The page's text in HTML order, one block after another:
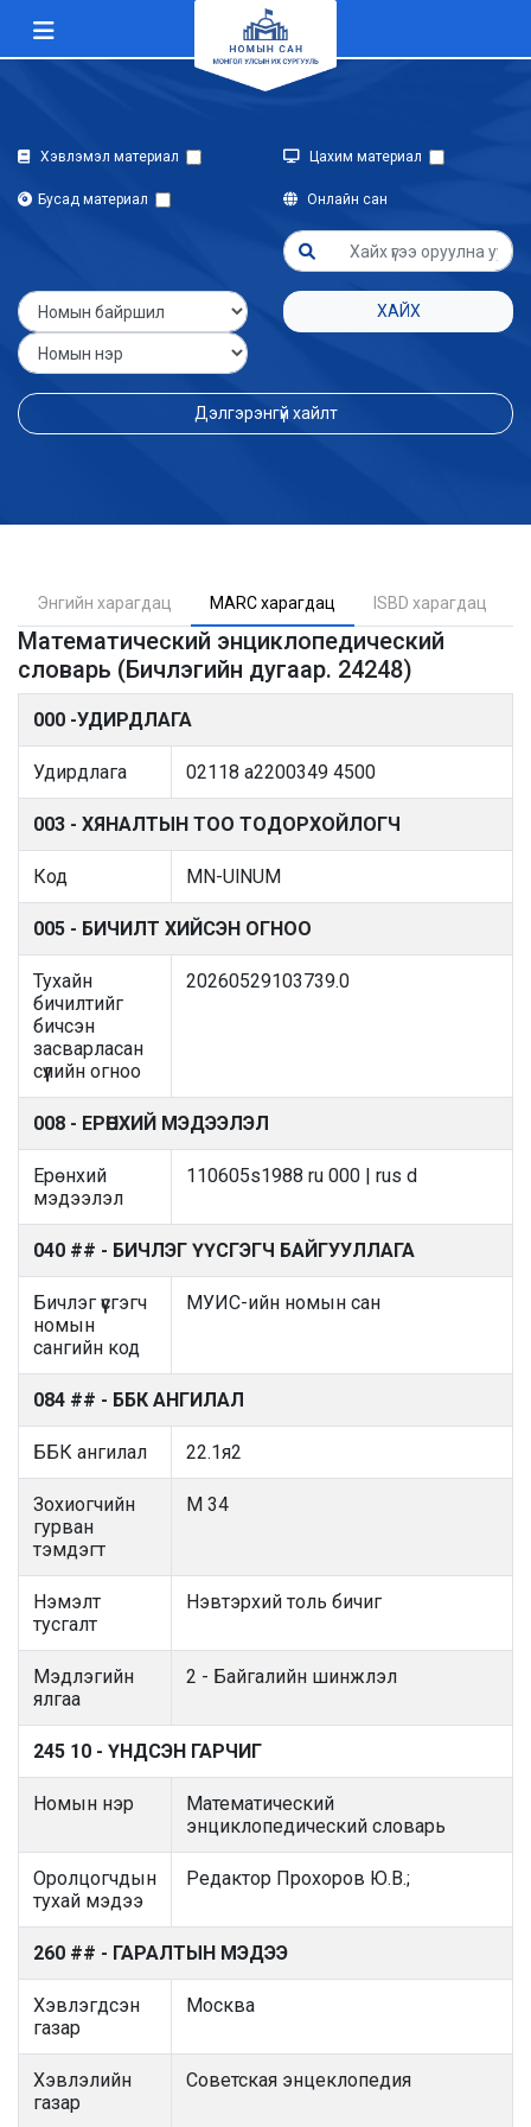
Хэвлэмэл материал Цахим материал
Бусад материал Онлайн сан
ХАЙХ
Дэлгэрэнгүй хайлт
Энгийн харагдац MARC харагдац ISBD харагдац
Математический энциклопедический
словарь (Бичлэгийн дугаар. 24248)
000 -УДИРДЛАГА
Удирдлага 02118 a2200349 4500
003 - ХЯНАЛТЫН ТОО ТОДОРХОЙЛОГЧ
Код MN-UlNUM
005 - БИЧИЛТ ХИЙСЭН ОГНОО
Тухайн
бичилтийг
бичсэн
засварласан
сүүлийн огноо
20260529103739.0
008 - ЕРӨНХИЙ МЭДЭЭЛЭЛ
Ерөнхий
мэдээлэл
110605s1988 ru 000 | rus d
040 ## - БИЧЛЭГ ҮҮСГЭГЧ БАЙГУУЛЛАГА
Бичлэг үүсгэгч
номын
сангийн код
МУИС-ийн номын сан
084 ## - ББК АНГИЛАЛ
ББК ангилал 22.1я2
Зохиогчийн
гурван
тэмдэгт
М 34
Нэмэлт
тусгалт
Нэвтэрхий толь бичиг
Мэдлэгийн
ялгаа
2 - Байгалийн шинжлэл
245 10 - ҮНДСЭН ГАРЧИГ
Номын нэр
Математический
энциклопедический словарь
Оролцогчдын
тухай мэдээ
Редактор Прохоров Ю.В.;
260 ## - ГАРАЛТЫН МЭДЭЭ
Хэвлэгдсэн
газар
Москва
Хэвлэлийн
газар
Советская энцеклопедия